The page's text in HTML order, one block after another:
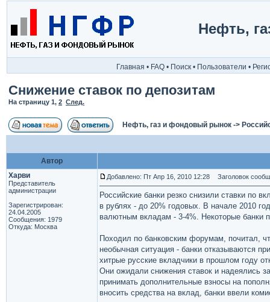
Нефть,
Главная • FAQ • Поиск • Пользователи •
Снижение ставок по депозитам
На страницу 1, 2 След.
Нефть, газ и фондовый рынок ->
Автор
Харви
Представитель
администрации
Зарегистрирован:
24.04.2005
Сообщения: 1979
Откуда: Москва
Добавлено: Пт Апр 16, 2010 12:28 Заголовок
Российские банки резко снизили ставки по
в рублях - до 20% годовых. В начале 2010
валютным вкладам - 3-4%. Некоторые банки
Походил по банковским форумам, почитал,
необычная ситуация - банки отказываются
хитрые русские вкладчики в прошлом году
Они ожидали снижения ставок и надеялись
принимать дополнительные взносы на
вносить средства на вклад, банки ввели